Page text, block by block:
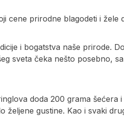
cene prirodne blagodeti i žele
i bogatstva naše prirode.
sveta čeka nešto posebno,
doda 200 grama šećera i
gustine. Kao i svaki